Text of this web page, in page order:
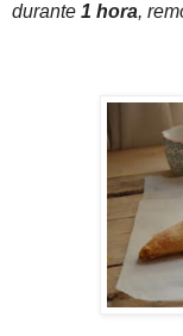
durante 1 hora,